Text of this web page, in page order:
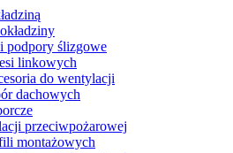
i podpory ślizgowe
linkowych
do wentylacji
dachowych
przeciwpożarowej
montażowych